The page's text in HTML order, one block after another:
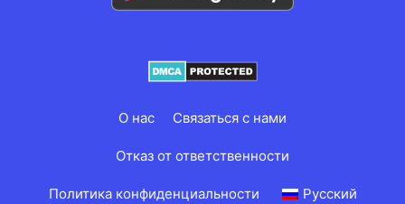
О нас Связаться с нами
Отказ от ответственности
Политика конфиденциальности Русский